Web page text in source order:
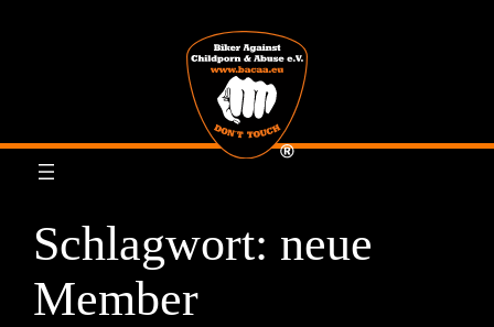
Schlagwort: neue
Member